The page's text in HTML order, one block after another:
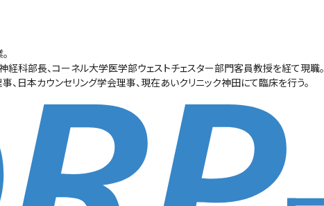
科部長、コーネル大学医学部ウェストチェスター部門客員教授を経て現職。
日本カウンセリング学会理事、現在あいクリニック神田にて臨床を行う。